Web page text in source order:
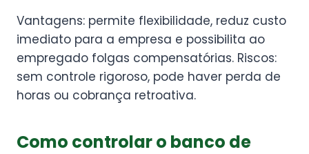
Vantagens: permite flexibilidade, reduz custo
imediato para a empresa e possibilita ao
empregado folgas compensatórias. Riscos:
sem controle rigoroso, pode haver perda de
horas ou cobrança retroativa.
Como controlar o banco de